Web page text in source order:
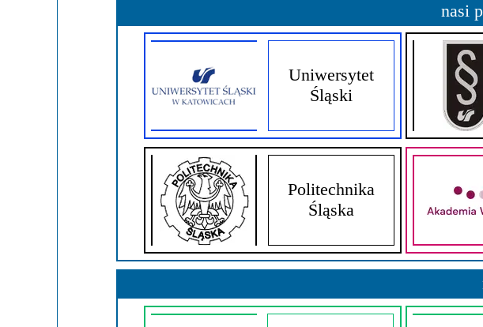
Uniwersytet
Śląski
Politechnika
Śląska
nasi
Wyszukiwarka uczelni
Przerwy szkolne